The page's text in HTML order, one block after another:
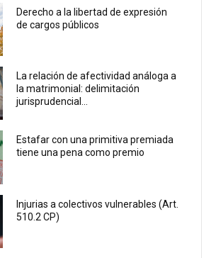
Derecho a la libertad de expresión
de cargos públicos
La relación de afectividad análoga a
la matrimonial: delimitación
jurisprudencial...
Estafar con una primitiva premiada
tiene una pena como premio
Injurias a colectivos vulnerables (Art.
510.2 CP)